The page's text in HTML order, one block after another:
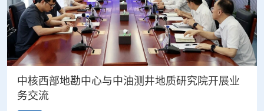
中核西部地勘中心与中油测井地质研究院开展业
务交流